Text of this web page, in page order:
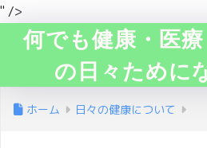
" />
何でも健康・医
の日々ために
ホーム 日々の健康について